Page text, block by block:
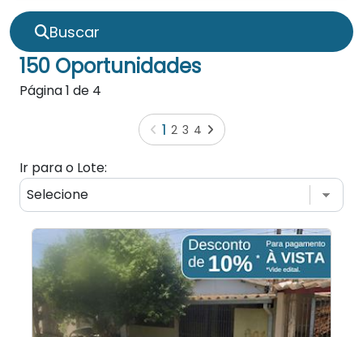
Buscar
150 Oportunidades
Página1 de 4
1 2 3 4
Ir para o Lote: